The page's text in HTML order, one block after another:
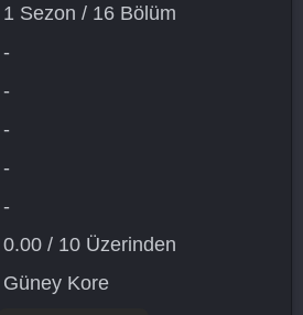
1 Sezon / 16 Bölüm
-
-
-
-
-
0.00 / 10 Üzerinden
Güney Kore